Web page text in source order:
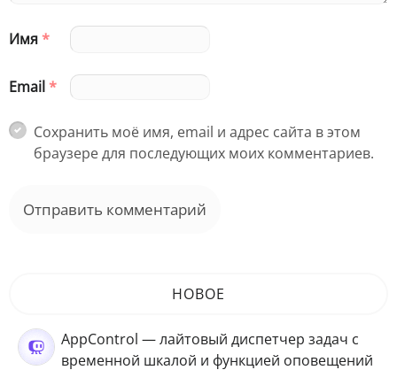
Имя*
Email*
Сохранить моё имя, email и адрес сайта в этом
браузере для последующих моих комментариев.
НОВОЕ
AppControl — лайтовый диспетчер задач с
временной шкалой и функцией оповещений